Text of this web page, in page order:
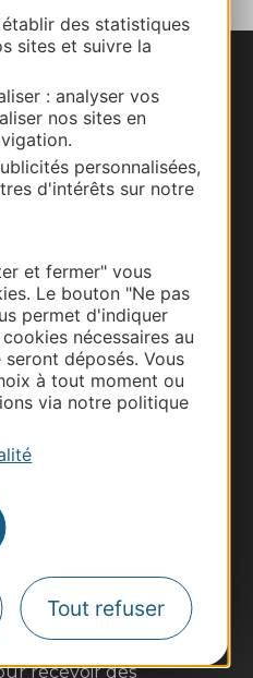
des statistiques
sites et suivre la
: analyser vos
nos sites en
personnalisées,
d'intérêts sur notre
et fermer" vous
Le bouton "Ne pas
permet d'indiquer
nécessaires au
déposés. Vous
à tout moment ou
via notre politique
Tout refuser
d'information
recevoir des